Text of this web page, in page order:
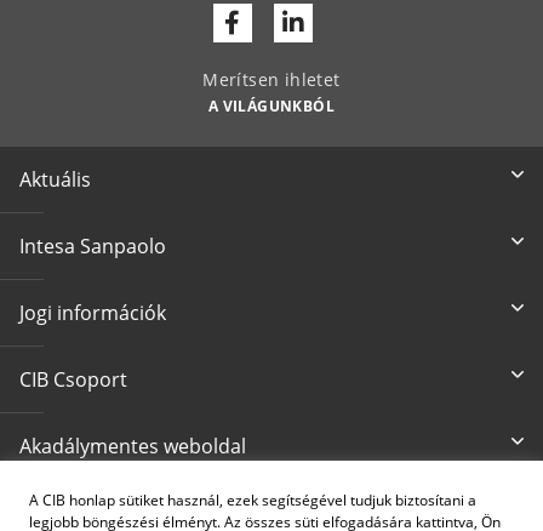
A CIB honlap sütiket használ, ezek segítségével tudjuk biztosítani a
legjobb böngészési élményt. Az összes süti elfogadására kattintva, Ön
FacebookLinkedin
Merítsen ihletet
A VILÁGUNKBÓL
Aktuális
Intesa Sanpaolo
Jogi információk
CIB Csoport
Akadálymentes weboldal
Írjon nekünk
CIB24 ügyfélszolgálat